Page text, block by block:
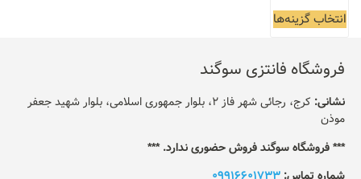
انتخاب گزینه‌ها
فروشگاه فانتزی سوگند
نشانی:
کرج، رجائی شهر فاز 2، بلوار جمهوری اسلامی، بلوار شهید جعفر
موذن
*** فروشگاه سوگند فروش حضوری ندارد. ***